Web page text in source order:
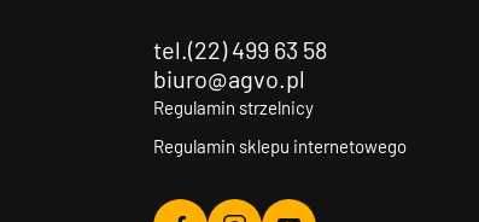
tel.(22) 499 63 58
biuro@agvo.pl
Regulamin strzelnicy
Regulamin sklepu internetowego